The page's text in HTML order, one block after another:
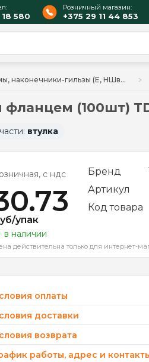
18 580
Розничный магазин:
+375 29 11 44 853
Наконечники (НКИ, НВИ), разъемы, наконечники-гильзы (Е, НШвН, НШвИ)
фланцем (100шт)
втулка
с ндс
упак
в наличии
действительна только для интернет-
Бренд
Артикул
Код товара
оплаты
доставки
возврата
работы, адрес и